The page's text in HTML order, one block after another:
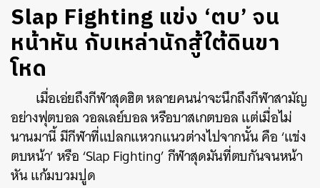
Slap Fighting แข่ง ‘ตบ’ จน
หน้าหัน กับเหล่านักสู้ใต้ดินขา
โหด
เมื่อเอ่ยถึงกีฬาสุดฮิต หลายคนน่าจะนึกถึงกีฬาสามัญ
อย่างฟุตบอล วอลเลย์บอล หรือบาสเกตบอล แต่เมื่อไม่
นานมานี้ มีกีฬาที่แปลกแหวกแนวต่างไปจากนั้น คือ ‘แข่ง
ตบหน้า’ หรือ ‘Slap Fighting’ กีฬาสุดมันที่ตบกันจนหน้า
หัน แก้มบวมปูด